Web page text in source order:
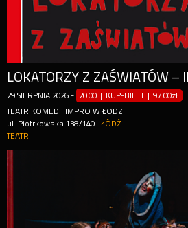
29 SIERPNIA 2026 - 20:00 | KUP-BILET |97.00zł
TEATR KOMEDII IMPRO W ŁODZI
ul. Piotrkowska 138/140
ŁÓDŹ
TEATR